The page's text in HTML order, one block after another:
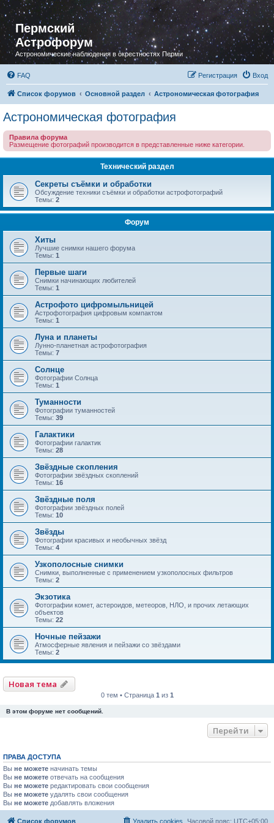
Пермский
Астрофорум
Астрономические наблюдения в окрестностях Перми
FAQ Вход
Регистрация
Список форумов Основной раздел Астрономическая фотография
Астрономическая фотография
Правила форума
Размещение фотографий производится в представленные ниже категории.
Технический раздел
Секреты съёмки и обработки
Обсуждение техники съёмки и обработки астрофотографий
Темы: 2
Форум
Хиты
Лучшие снимки нашего форума
Темы: 1
Первые шаги
Снимки начинающих любителей
Темы: 1
Астрофото цифромыльницей
Астрофотография цифровым компактом
Темы: 1
Луна и планеты
Лунно-планетная астрофотография
Темы: 7
Солнце
Фотографии Солнца
Темы: 1
Туманности
Фотографии туманностей
Темы: 39
Галактики
Фотографии галактик
Темы: 28
Звёздные скопления
Фотографии звёздных скоплений
Темы: 16
Звёздные поля
Фотографии звёздных полей
Темы: 10
Звёзды
Фотографии красивых и необычных звёзд
Темы: 4
Узкополосные снимки
Снимки, выполненные с применением узкополосных фильтров
Темы: 2
Экзотика
Фотографии комет, астероидов, метеоров, НЛО, и прочих летающих
объектов
Темы: 22
Ночные пейзажи
Атмосферные явления и пейзажи со звёздами
Темы: 2
Новая тема
0 тем • Страница 1 из 1
В этом форуме нет сообщений.
Перейти
ПРАВА ДОСТУПА
Вы не можете начинать темы
Вы не можете отвечать на сообщения
Вы не можете редактировать свои сообщения
Вы не можете удалять свои сообщения
Вы не можете добавлять вложения
Список форумов Часовой пояс: UTC+05:00
Удалить cookies